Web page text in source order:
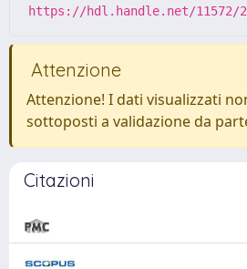
https://hdl.handle.net/11572/
Attenzione
Attenzione! I dati visualizzati
sottoposti a validazione da
Citazioni